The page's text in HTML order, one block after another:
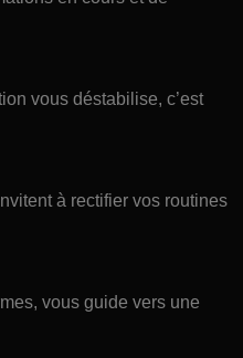
vous déstabilise, c’est
à rectifier vos routines
vous guide vers une